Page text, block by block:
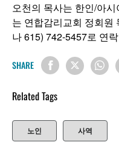
오천의 목사는 한인/아
는 연합감리교회 정회원
나 615) 742-5457로 연
SHARE
Related Tags
노인 사역